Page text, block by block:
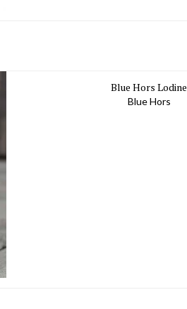
Blue Hors Lodine
Blue Hors